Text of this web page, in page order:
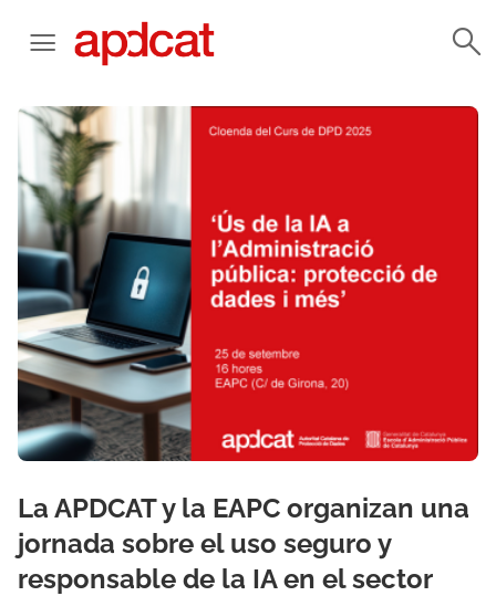
La APDCAT y la EAPC organizan una
jornada sobre el uso seguro y
responsable de la IA en el sector